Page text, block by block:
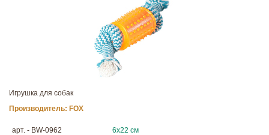
Игрушка для собак
Производитель: FOX
арт. - BW-0962 6х22 см